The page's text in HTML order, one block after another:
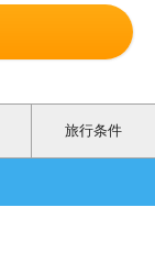
旅行条件